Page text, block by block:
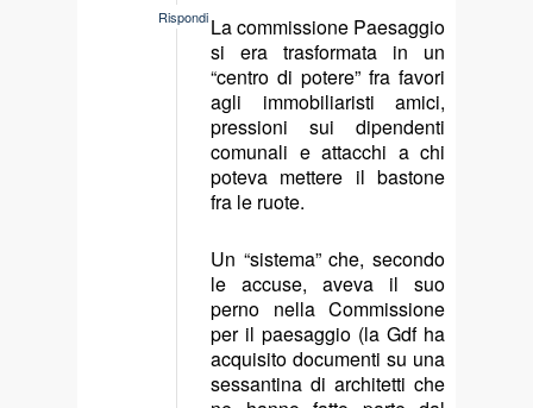
La commissione Paesaggio
si era trasformata in un
“centro di potere” fra favori
agli immobiliaristi amici,
pressioni sui dipendenti
comunali e attacchi a chi
poteva mettere il bastone
fra le ruote.
Un “sistema” che, secondo
le accuse, aveva il suo
perno nella Commissione
per il paesaggio (la Gdf ha
acquisito documenti su una
sessantina di architetti che
Rispondi